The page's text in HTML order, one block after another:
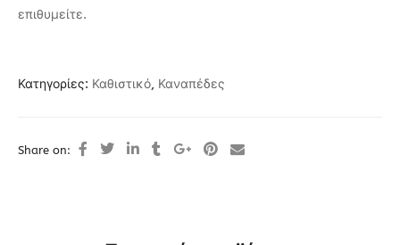
επιθυμείτε.
Κατηγορίες: Καθιστικό, Καναπέδες
Share on: